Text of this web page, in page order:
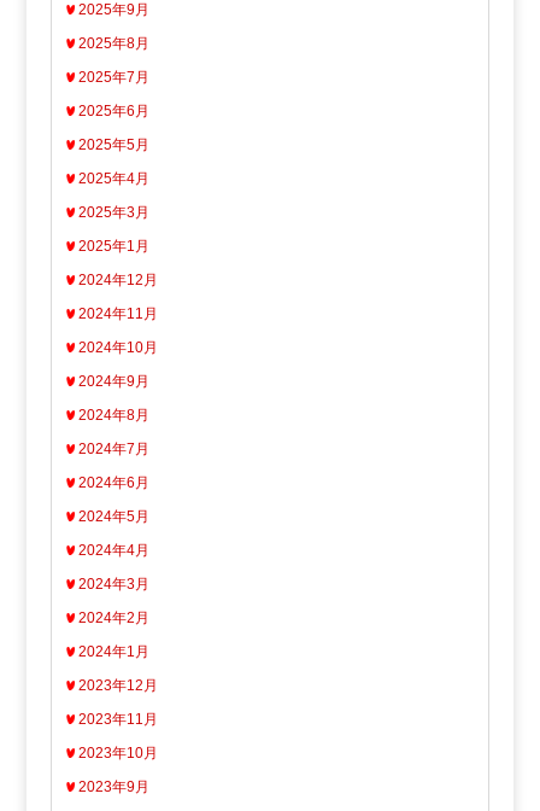
2025年9月
2025年8月
2025年7月
2025年6月
2025年5月
2025年4月
2025年3月
2025年1月
2024年12月
2024年11月
2024年10月
2024年9月
2024年8月
2024年7月
2024年6月
2024年5月
2024年4月
2024年3月
2024年2月
2024年1月
2023年12月
2023年11月
2023年10月
2023年9月